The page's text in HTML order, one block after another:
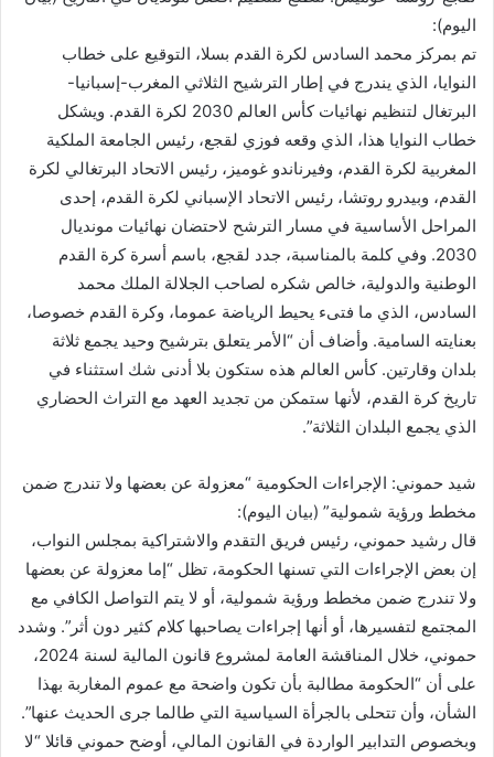
اليوم):
تم بمركز محمد السادس لكرة القدم بسلا، التوقيع على خطاب
النوايا، الذي يندرج في إطار الترشيح الثلاثي المغرب-إسبانيا-
البرتغال لتنظيم نهائيات كأس العالم 2030 لكرة القدم. ويشكل
خطاب النوايا هذا، الذي وقعه فوزي لقجع، رئيس الجامعة الملكية
المغربية لكرة القدم، وفيرناندو غوميز، رئيس الاتحاد البرتغالي لكرة
القدم، وبيدرو روتشا، رئيس الاتحاد الإسباني لكرة القدم، إحدى
المراحل الأساسية في مسار الترشح لاحتضان نهائيات مونديال
2030. وفي كلمة بالمناسبة، جدد لقجع، باسم أسرة كرة القدم
الوطنية والدولية، خالص شكره لصاحب الجلالة الملك محمد
السادس، الذي ما فتىء يحيط الرياضة عموما، وكرة القدم خصوصا،
بعنايته السامية. وأضاف أن “الأمر يتعلق بترشيح وحيد يجمع ثلاثة
بلدان وقارتين. كأس العالم هذه ستكون بلا أدنى شك استثناء في
تاريخ كرة القدم، لأنها ستمكن من تجديد العهد مع التراث الحضاري
الذي يجمع البلدان الثلاثة”.
شيد حموني: الإجراءات الحكومية “معزولة عن بعضها ولا تندرج ضمن
مخطط ورؤية شمولية” (بيان اليوم):
قال رشيد حموني، رئيس فريق التقدم والاشتراكية بمجلس النواب،
إن بعض الإجراءات التي تسنها الحكومة، تظل “إما معزولة عن بعضها
ولا تندرج ضمن مخطط ورؤية شمولية، أو لا يتم التواصل الكافي مع
المجتمع لتفسيرها، أو أنها إجراءات يصاحبها كلام كثير دون أثر”. وشدد
حموني، خلال المناقشة العامة لمشروع قانون المالية لسنة 2024،
على أن “الحكومة مطالبة بأن تكون واضحة مع عموم المغاربة بهذا
الشأن، وأن تتحلى بالجرأة السياسية التي طالما جرى الحديث عنها”.
وبخصوص التدابير الواردة في القانون المالي، أوضح حموني قائلا “لا